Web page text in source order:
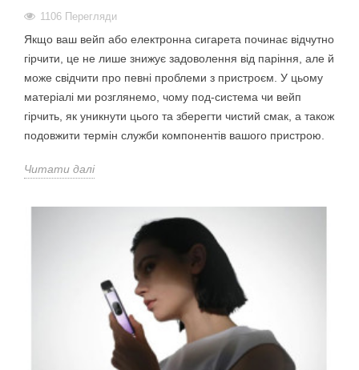
1106 Перегляди
Якщо ваш вейп або електронна сигарета починає відчутно
гірчити, це не лише знижує задоволення від паріння, але й
може свідчити про певні проблеми з пристроєм. У цьому
матеріалі ми розглянемо, чому под-система чи вейп
гірчить, як уникнути цього та зберегти чистий смак, а також
подовжити термін служби компонентів вашого пристрою.
Читати далі